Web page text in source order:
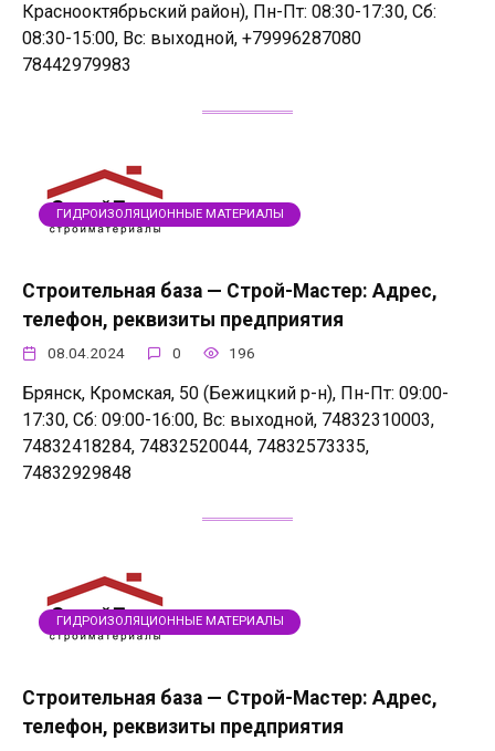
Краснооктябрьский район), Пн-Пт: 08:30-17:30, Сб:
08:30-15:00, Вс: выходной, +79996287080
78442979983
ГИДРОИЗОЛЯЦИОННЫЕ МАТЕРИАЛЫ
Строительная база — Строй-Мастер: Адрес,
телефон, реквизиты предприятия
08.04.2024 0 196
Брянск, Кромская, 50 (Бежицкий р-н), Пн-Пт: 09:00-
17:30, Сб: 09:00-16:00, Вс: выходной, 74832310003,
74832418284, 74832520044, 74832573335,
74832929848
ГИДРОИЗОЛЯЦИОННЫЕ МАТЕРИАЛЫ
Строительная база — Строй-Мастер: Адрес,
телефон, реквизиты предприятия